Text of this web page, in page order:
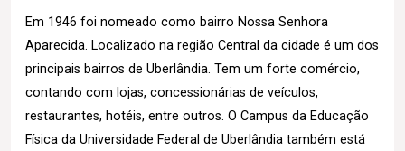
Em 1946 foi nomeado como bairro Nossa Senhora
Aparecida. Localizado na região Central da cidade é um dos
principais bairros de Uberlândia. Tem um forte comércio,
contando com lojas, concessionárias de veículos,
restaurantes, hotéis, entre outros. O Campus da Educação
Física da Universidade Federal de Uberlândia também está